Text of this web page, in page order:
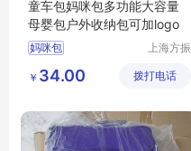
童车包妈咪包多功能大容量
母婴包户外收纳包可加logo
妈咪包
上海方振
有限公司
￥ 34.00 拨打电话